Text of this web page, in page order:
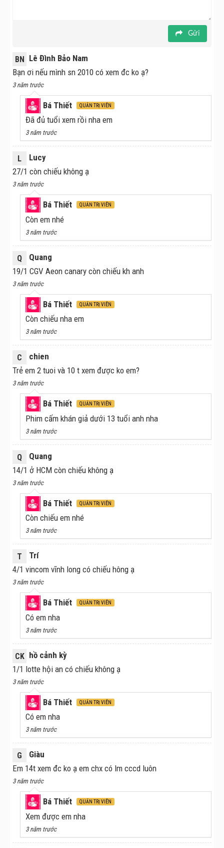
Gửi
BN Lê Đình Bảo Nam
Bạn ơi nếu mình sn 2010 có xem đc ko ạ?
3 năm trước
Bá Thiết QUẢN TRỊ VIÊN
Đã đủ tuổi xem rồi nha em
3 năm trước
L
Lucy
27/1 còn chiếu không ạ
3 năm trước
Bá Thiết QUẢN TRỊ VIÊN
Còn em nhé
3 năm trước
Q
Quang
19/1 CGV Aeon canary còn chiếu kh anh
3 năm trước
Bá Thiết QUẢN TRỊ VIÊN
Còn chiếu nha em
3 năm trước
C
chien
Trẻ em 2 tuoi và 10 t xem được ko em?
3 năm trước
Bá Thiết QUẢN TRỊ VIÊN
Phim cấm khán giả dưới 13 tuổi anh nha
3 năm trước
Q
Quang
14/1 ở HCM còn chiếu không ạ
3 năm trước
Bá Thiết QUẢN TRỊ VIÊN
Còn chiếu em nhé
3 năm trước
T
Trí
4/1 vincom vĩnh long có chiếu hông ạ
3 năm trước
Bá Thiết QUẢN TRỊ VIÊN
Có em nha
3 năm trước
CK hồ cảnh kỳ
1/1 lotte hội an có chiếu không ạ
3 năm trước
Bá Thiết QUẢN TRỊ VIÊN
Có em nha
3 năm trước
G
Giàu
Em 14t xem đc ko ạ em chx có lm cccd luôn
3 năm trước
Bá Thiết QUẢN TRỊ VIÊN
Xem được em nha
3 năm trước